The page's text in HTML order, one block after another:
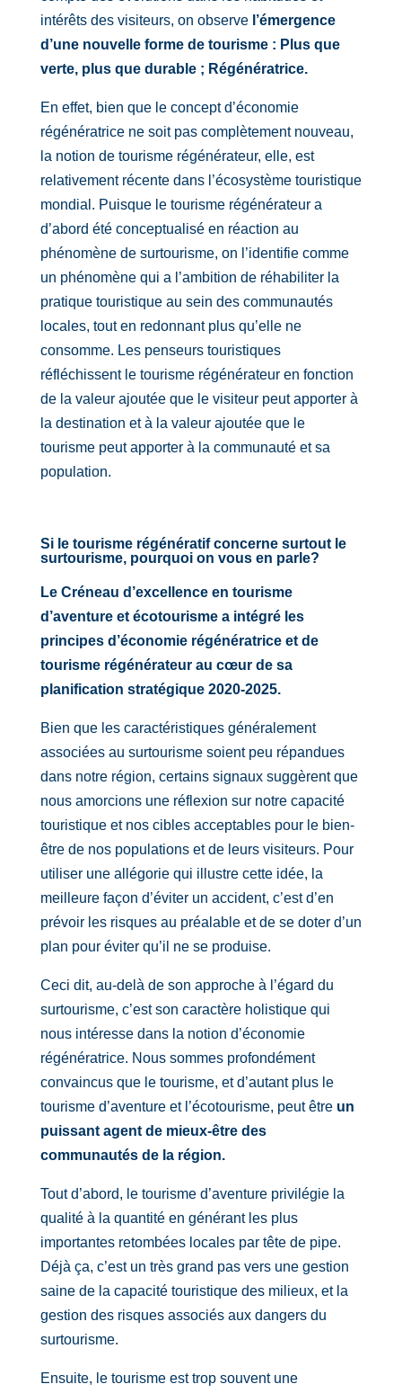
intérêts des visiteurs, on observe l’émergence
d’une nouvelle forme de tourisme : Plus que
verte, plus que durable ; Régénératrice.
En effet, bien que le concept d’économie
régénératrice ne soit pas complètement nouveau,
la notion de tourisme régénérateur, elle, est
relativement récente dans l’écosystème touristique
mondial. Puisque le tourisme régénérateur a
d’abord été conceptualisé en réaction au
phénomène de surtourisme, on l’identifie comme
un phénomène qui a l’ambition de réhabiliter la
pratique touristique au sein des communautés
locales, tout en redonnant plus qu’elle ne
consomme. Les penseurs touristiques
réfléchissent le tourisme régénérateur en fonction
de la valeur ajoutée que le visiteur peut apporter à
la destination et à la valeur ajoutée que le
tourisme peut apporter à la communauté et sa
population.
Si le tourisme régénératif concerne surtout le
surtourisme, pourquoi on vous en parle?
Le Créneau d’excellence en tourisme
d’aventure et écotourisme a intégré les
principes d’économie régénératrice et de
tourisme régénérateur au cœur de sa
planification stratégique 2020-2025.
Bien que les caractéristiques généralement
associées au surtourisme soient peu répandues
dans notre région, certains signaux suggèrent que
nous amorcions une réflexion sur notre capacité
touristique et nos cibles acceptables pour le bien-
être de nos populations et de leurs visiteurs. Pour
utiliser une allégorie qui illustre cette idée, la
meilleure façon d’éviter un accident, c’est d’en
prévoir les risques au préalable et de se doter d’un
plan pour éviter qu’il ne se produise.
Ceci dit, au-delà de son approche à l’égard du
surtourisme, c’est son caractère holistique qui
nous intéresse dans la notion d’économie
régénératrice. Nous sommes profondément
convaincus que le tourisme, et d’autant plus le
tourisme d’aventure et l’écotourisme, peut être un
puissant agent de mieux-être des
communautés de la région.
Tout d’abord, le tourisme d’aventure privilégie la
qualité à la quantité en générant les plus
importantes retombées locales par tête de pipe.
Déjà ça, c’est un très grand pas vers une gestion
saine de la capacité touristique des milieux, et la
gestion des risques associés aux dangers du
surtourisme.
Ensuite, le tourisme est trop souvent une